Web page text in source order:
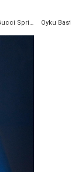
Tessa Bruinsma – Gucci Spring 2018 Ready-to-Wear